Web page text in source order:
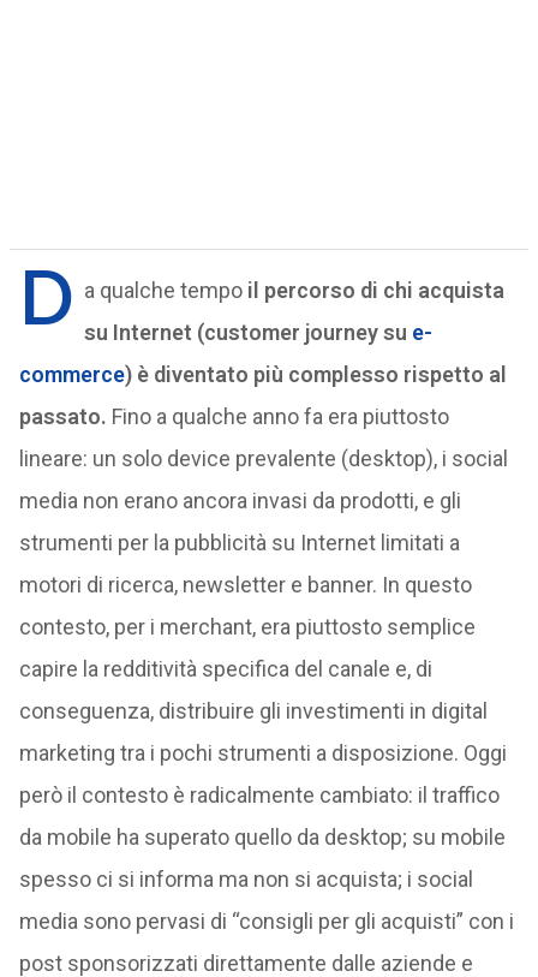
D a qualche tempo il percorso di chi acquista
su Internet (customer journey su e-
commerce) è diventato più complesso rispetto al
passato. Fino a qualche anno fa era piuttosto
lineare: un solo device prevalente (desktop), i social
media non erano ancora invasi da prodotti, e gli
strumenti per la pubblicità su Internet limitati a
motori di ricerca, newsletter e banner. In questo
contesto, per i merchant, era piuttosto semplice
capire la redditività specifica del canale e, di
conseguenza, distribuire gli investimenti in digital
marketing tra i pochi strumenti a disposizione. Oggi
però il contesto è radicalmente cambiato: il traffico
da mobile ha superato quello da desktop; su mobile
spesso ci si informa ma non si acquista; i social
media sono pervasi di “consigli per gli acquisti” con i
post sponsorizzati direttamente dalle aziende e